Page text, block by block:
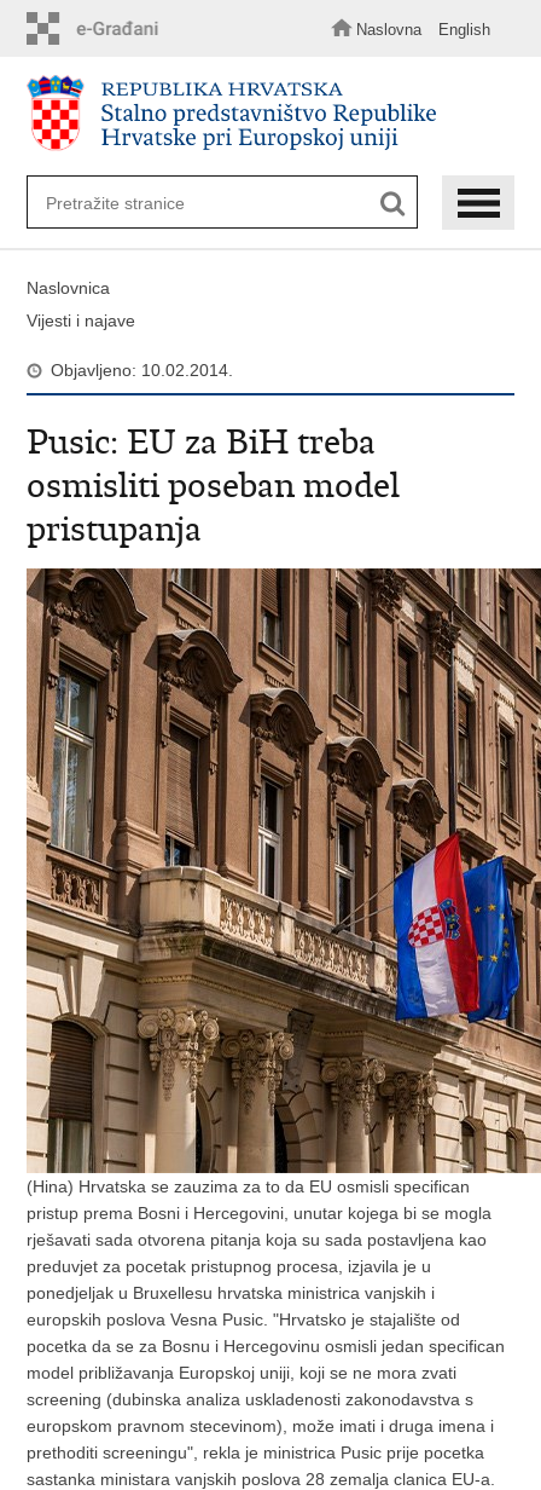
sadržaj
Naslovna English
Naslovnica
Vijesti i najave
Objavljeno: 10.02.2014.
Pusic: EU za BiH treba
osmisliti poseban model
pristupanja
(Hina) Hrvatska se zauzima za to da EU osmisli specifican
pristup prema Bosni i Hercegovini, unutar kojega bi se mogla
rješavati sada otvorena pitanja koja su sada postavljena kao
preduvjet za pocetak pristupnog procesa, izjavila je u
ponedjeljak u Bruxellesu hrvatska ministrica vanjskih i
europskih poslova Vesna Pusic. "Hrvatsko je stajalište od
pocetka da se za Bosnu i Hercegovinu osmisli jedan specifican
model približavanja Europskoj uniji, koji se ne mora zvati
screening (dubinska analiza uskladenosti zakonodavstva s
europskom pravnom stecevinom), može imati i druga imena i
prethoditi screeningu", rekla je ministrica Pusic prije pocetka
sastanka ministara vanjskih poslova 28 zemalja clanica EU-a.